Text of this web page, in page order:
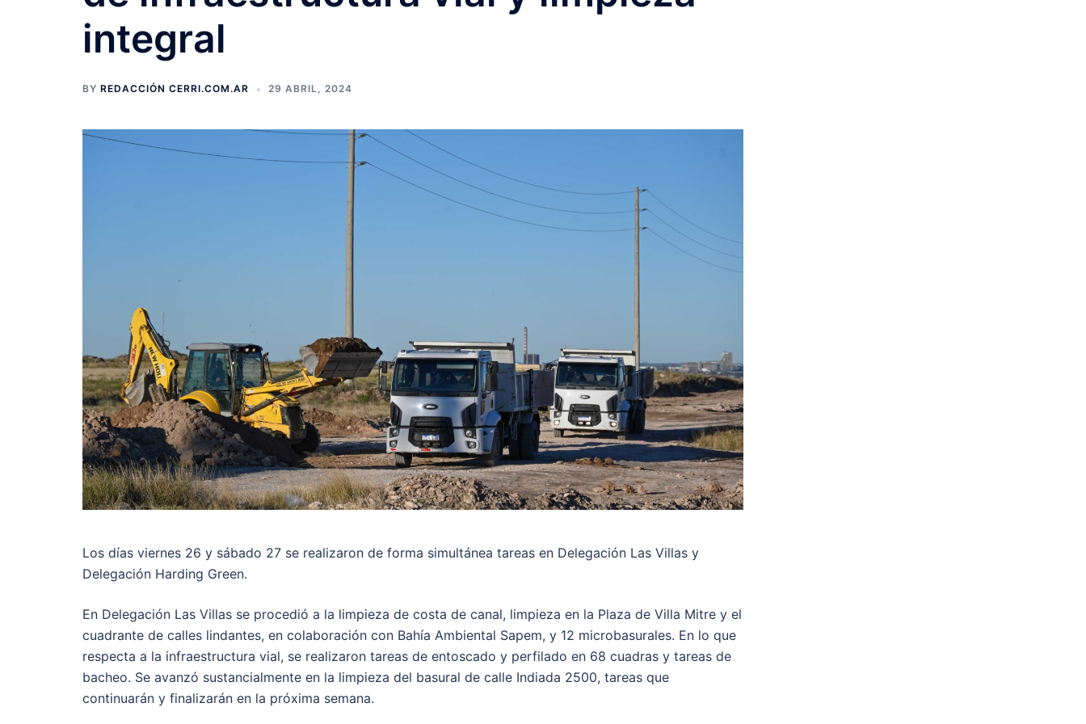
integral
BY REDACCIÓN CERRI.COM.AR 29 ABRIL, 2024
Los días viernes 26 y sábado 27 se realizaron de forma simultánea tareas en Delegación Las Villas y
Delegación Harding Green.
En Delegación Las Villas se procedió a la limpieza de costa de canal, limpieza en la Plaza de Villa Mitre y el
cuadrante de calles lindantes, en colaboración con Bahía Ambiental Sapem, y 12 microbasurales. En lo que
respecta a la infraestructura vial, se realizaron tareas de entoscado y perfilado en 68 cuadras y tareas de
bacheo. Se avanzó sustancialmente en la limpieza del basural de calle Indiada 2500, tareas que
continuarán y finalizarán en la próxima semana.